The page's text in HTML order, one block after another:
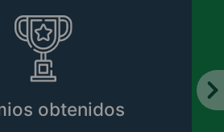
obtenidos